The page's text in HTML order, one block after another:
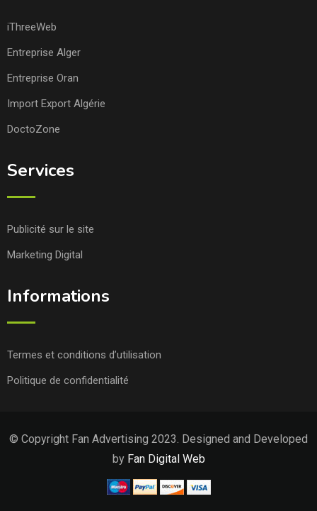
iThreeWeb
Entreprise Alger
Entreprise Oran
Import Export Algérie
DoctoZone
Services
Publicité sur le site
Marketing Digital
Informations
Termes et conditions d’utilisation
Politique de confidentialité
© Copyright Fan Advertising 2023. Designed and Developed
by Fan Digital Web